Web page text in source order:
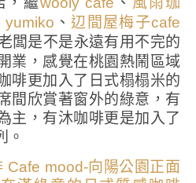
yumiko 、辺間屋梅子cafe
闆是不是永遠有用不完的
業，感覺在桃園熱鬧區域
啡更加入了日式榻榻米的
間欣賞著窗外的綠意，有
主，有沐咖啡更是加入了
。